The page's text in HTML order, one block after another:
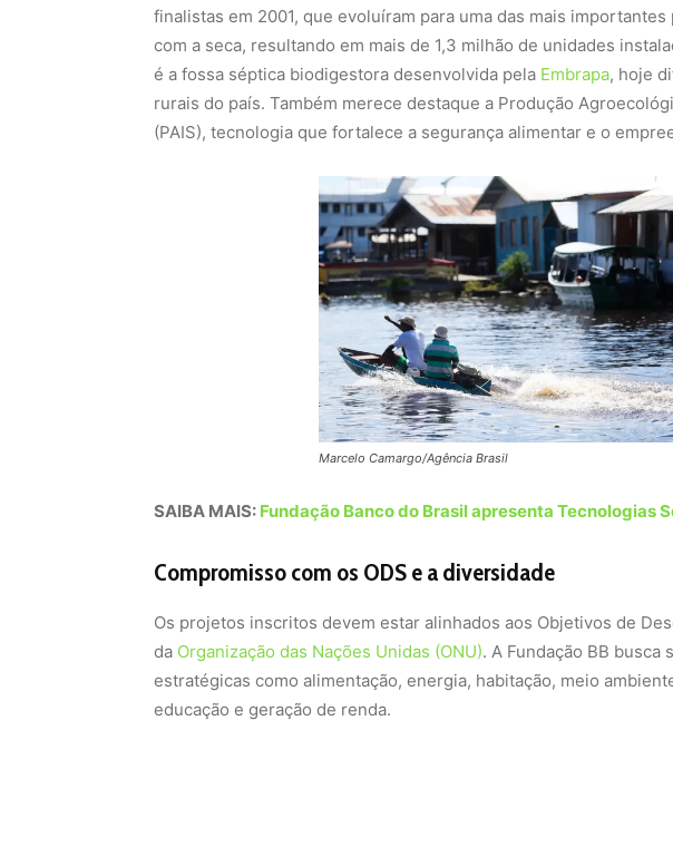
finalistas em 2001, que evoluíram para uma das mais
com a seca, resultando em mais de 1,3 milhão de unidades
é a fossa séptica biodigestora desenvolvida pela Embrapa, hoje
rurais do país. Também merece destaque a Produção
(PAIS), tecnologia que fortalece a segurança alimentar e o
Marcelo Camargo/Agência Brasil
SAIBA MAIS: Fundação Banco do Brasil apresenta Tecnologias
Compromisso com os ODS e a diversidade
Os projetos inscritos devem estar alinhados aos Objetivos de
da Organização das Nações Unidas (ONU). A Fundação BB busca
estratégicas como alimentação, energia, habitação, meio
educação e geração de renda.